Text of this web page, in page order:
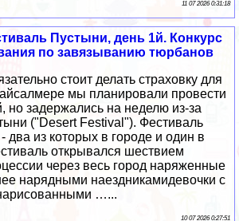
11 07 2026 0:31:18
Пустыни, день 1й. Конкурс
по завязыванию тюрбанов
стоит делать страховку для
мы планировали провести
но задержались на неделю из-за
("Desert Festival"). Фестиваль
два из которых в городе и один в
открывался шествием
через весь город наряженные
нарядными наездникамидевочки с
…...
10 07 2026 0:27:51